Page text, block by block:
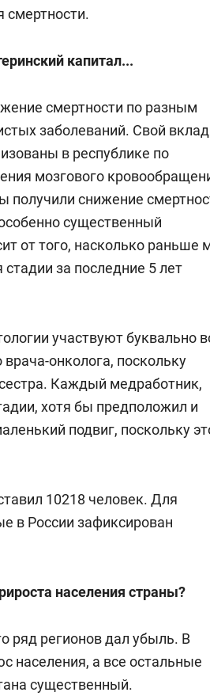
смертности.
капитал...
смертности по разным
заболеваний. Свой вклад
в республике по
мозгового
снижение
существенный
от того, насколько раньше
за последние 5 лет
участвуют буквально
онколога, поскольку
Каждый медработник,
хотя бы предположил и
подвиг, поскольку
10218 человек. Для
в России зафиксирован
населения страны?
ряд регионов дал убыль. В
населения, а все остальные
существенный.